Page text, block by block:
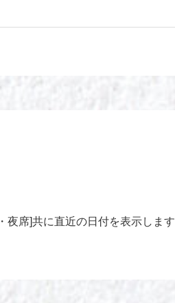
席]共に直近の日付を表示します